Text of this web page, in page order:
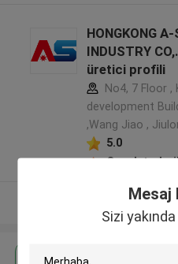
Mesaj
Sizi
HONGKONG A-
INDUSTRY
üretici profili
No4, 7 Floor ,
development
,Wang Jiao ,
5.0
Onaylı
Daha